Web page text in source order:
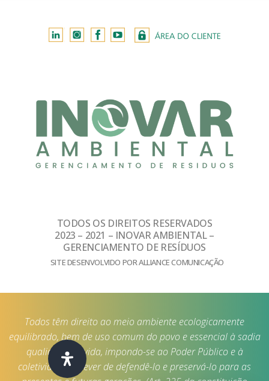
TODOS OS DIREITOS RESERVADOS
2023 – 2021 – INOVAR AMBIENTAL –
GERENCIAMENTO DE RESÍDUOS
SITE DESENVOLVIDO POR ALLIANCE COMUNICAÇÃO
Todos têm direito ao meio ambiente ecologicamente
equilibrado, bem de uso comum do povo e essencial à sadia
qualidade de vida, impondo-se ao Poder Público e à
coletividade o dever de defendê-lo e preservá-lo para as